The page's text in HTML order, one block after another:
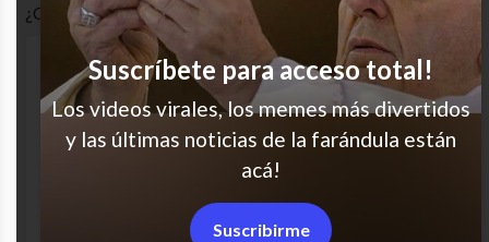
¿Cuál es tu opinión? Comenta!
Suscríbete para acceso total!
Los videos virales, los memes más divertidos
y las últimas noticias de la farándula están
acá!
Suscribirme